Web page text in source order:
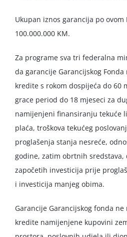
Ukupan iznos garancija po ovom
100.000.000 KM.
Za programe sva tri federalna
da garancije Garancijskog
kredite s rokom dospijeća do 60
grace period do 18 mjeseci za
namijenjeni finansiranju tekuće
plaća, troškova tekućeg
proglašenja stanja nesreće,
godine, zatim obrtnih sredstava,
započetih investicija prije
i investicija manjeg obima.
Garancije Garancijskog fonda
kredite namijenjene kupovini